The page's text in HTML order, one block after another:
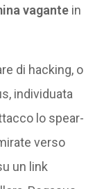
vagantein
di hacking, o
individuata
lo spear-
verso
un link